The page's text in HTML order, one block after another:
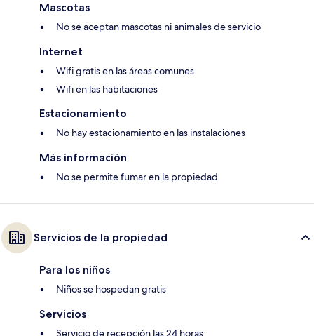
Mascotas
No se aceptan mascotas ni animales de servicio
Internet
Wifi gratis en las áreas comunes
Wifi en las habitaciones
Estacionamiento
No hay estacionamiento en las instalaciones
Más información
No se permite fumar en la propiedad
Servicios de la propiedad
Para los niños
Niños se hospedan gratis
Servicios
Servicio de recepción las 24 horas